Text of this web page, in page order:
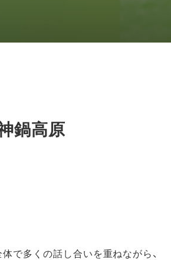
鍋高原
で多くの話し合いを重ねながら、